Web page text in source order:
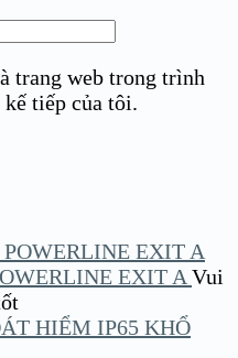
trang web trong trình
tiếp của tôi.
EXIT A Vui